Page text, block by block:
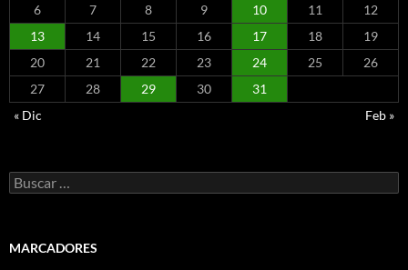
6
7 8 9 10 11
12
13
14 15 16 17 18
19
20
21 22 23 24 25
26
27
28 29 30
31
« Dic
Feb »
Buscar:
MARCADORES